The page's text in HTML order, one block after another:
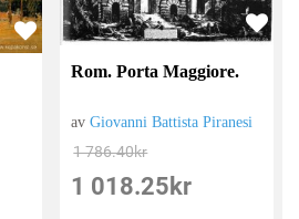
Rom. Porta Maggiore.
avGiovanni Battista Piranesi
1 786.40kr
1 018.25 kr